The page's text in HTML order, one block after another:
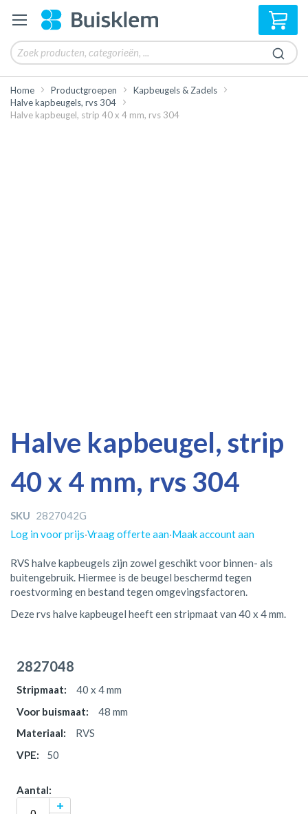
Home Productgroepen
Kapbeugels & Zadels
Halve kapbeugels, rvs 304
Halve kapbeugel, strip 40 x 4 mm, rvs 304
Halve kapbeugel, strip
40 x 4 mm, rvs 304
SKU 2827042G
Log in voor prijs·Vraag offerte aan·Maak account aan
RVS halve kapbeugels zijn zowel geschikt voor binnen- als
buitengebruik. Hiermee is de beugel beschermd tegen
roestvorming en bestand tegen omgevingsfactoren.
Deze rvs halve kapbeugel heeft een stripmaat van 40 x 4 mm.
naar
einde
van
afbeeldingen-
gallerij
naar
begin
van
afbeeldingen-
gallerij
2827048
40 x 4 mm
48 mm
RVS
50